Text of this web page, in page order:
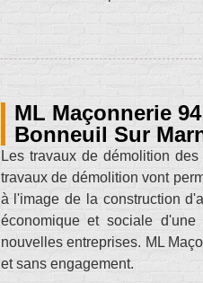
ML Maçonnerie
Bonneuil Sur
Les travaux de démolition
travaux de démolition vont
à l'image de la construction
économique et sociale
nouvelles entreprises. ML
et sans engagement.